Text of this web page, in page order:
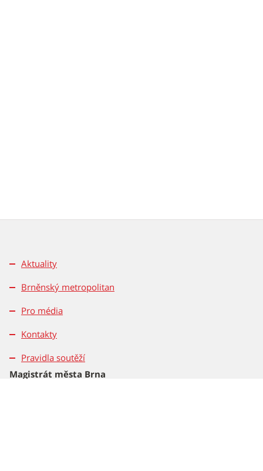
Aktuality
Brněnský metropolitan
Pro média
Kontakty
Pravidla soutěží
Magistrát města Brna